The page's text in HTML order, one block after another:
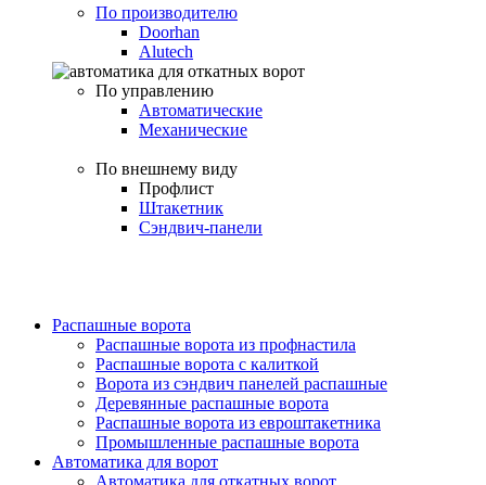
По производителю
Doorhan
Alutech
По управлению
Автоматические
Механические
По внешнему виду
Профлист
Штакетник
Сэндвич-панели
Распашные ворота
Распашные ворота из профнастила
Распашные ворота с калиткой
Ворота из сэндвич панелей распашные
Деревянные распашные ворота
Распашные ворота из евроштакетника
Промышленные распашные ворота
Автоматика для ворот
Автоматика для откатных ворот